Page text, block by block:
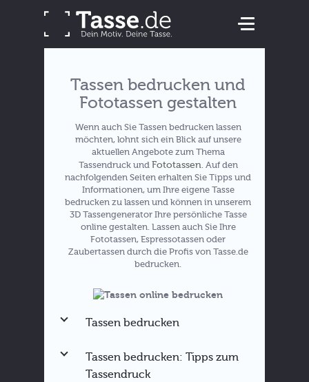
Tassen bedrucken und
Fototassen gestalten
Wenn auch Sie Tassen bedrucken lassen
möchten, lohnt sich ein Blick auf unsere
aktuellen Angebote zum Thema
Tassendruck und Fototassen. Auf den
nachfolgenden Seiten erhalten Sie Tipps und
Informationen, um Ihre eigene Tasse
bedrucken zu lassen und können in unserem
3D Tassengenerator Ihre persönliche Tasse
online gestalten. Lassen auch Sie Ihre
Fototassen, Espressotassen oder
Zaubertassen durch die Profis von Tasse.de
bedrucken.
Tassen bedrucken
Tassen bedrucken: Tipps zum
Tassendruck